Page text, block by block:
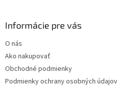
Informácie pre vás
O nás
Ako nakupovať
Obchodné podmienky
Podmienky ochrany osobných údajov